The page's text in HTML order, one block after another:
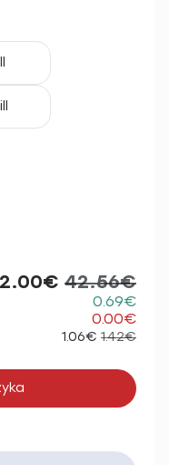
42.56€
0.69€
0.00€
1.06€ 1.42€